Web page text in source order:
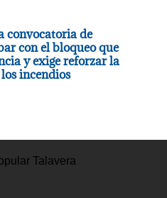
convocatoria de
con el bloqueo que
y exige reforzar la
incendios